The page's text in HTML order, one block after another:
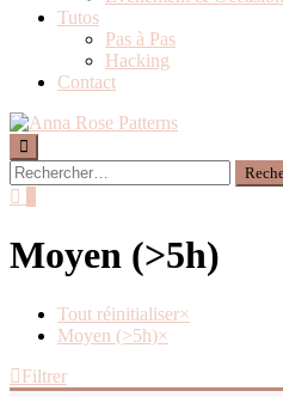
Tutos
Pas à Pas
Hacking
Contact
Moyen (>5h)
Tout réinitialiser×
Moyen (>5h)×
Filtrer